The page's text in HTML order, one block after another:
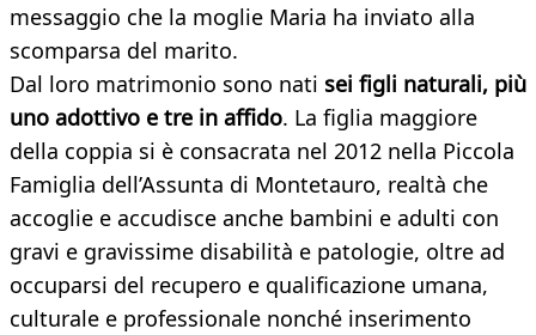
messaggio che la moglie Maria ha inviato alla
scomparsa del marito.
Dal loro matrimonio sono nati sei figli naturali, più
uno adottivo e tre in affido. La figlia maggiore
della coppia si è consacrata nel 2012 nella Piccola
Famiglia dell’Assunta di Montetauro, realtà che
accoglie e accudisce anche bambini e adulti con
gravi e gravissime disabilità e patologie, oltre ad
occuparsi del recupero e qualificazione umana,
culturale e professionale nonché inserimento